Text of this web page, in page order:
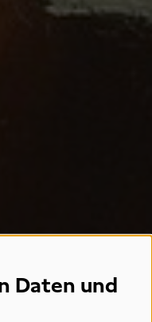
Daten und